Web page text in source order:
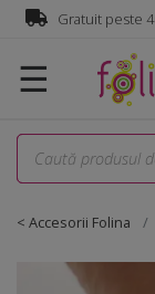
Gratuit peste
☰
< Accesorii Folina